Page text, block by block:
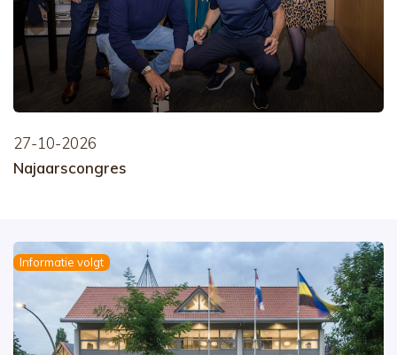
27-10-2026
Najaarscongres
Informatie volgt